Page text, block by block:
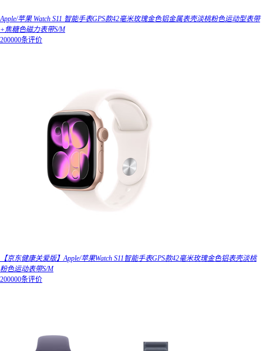
Apple/苹果 Watch S11 智能手表GPS款42毫米玫瑰金色铝金属表壳淡桃粉色运动型表带
+焦糖色磁力表带S/M
200000条评价
【京东健康关爱版】Apple/苹果Watch S11智能手表GPS款42毫米玫瑰金色铝表壳淡桃
粉色运动表带S/M
200000条评价